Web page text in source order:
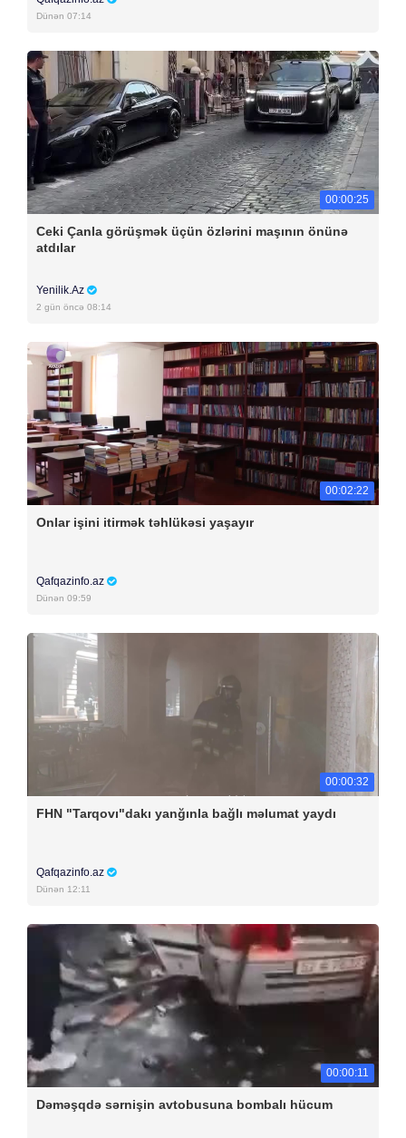
Dünən 07:14
00:00:25
Ceki Çanla görüşmək üçün özlərini maşının önünə
atdılar
Yenilik.Az
2 gün öncə 08:14
00:02:22
Onlar işini itirmək təhlükəsi yaşayır
Qafqazinfo.az
Dünən 09:59
00:00:32
FHN "Tarqovı"dakı yanğınla bağlı məlumat yaydı
Qafqazinfo.az
Dünən 12:11
00:00:11
Dəməşqdə sərnişin avtobusuna bombalı hücum